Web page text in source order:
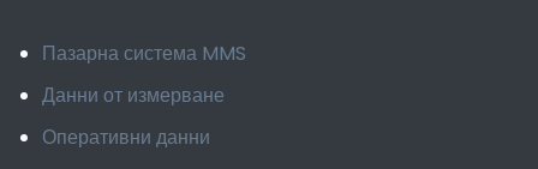
Пазарна система MMS
Данни от измерване
Оперативни данни